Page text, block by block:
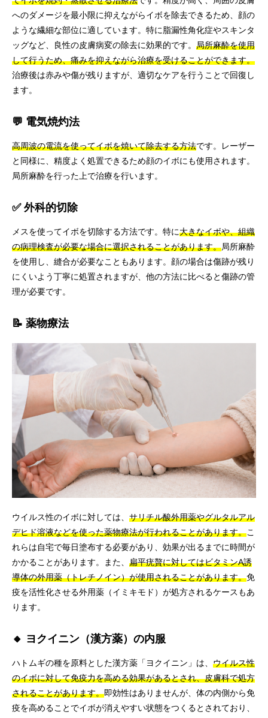
へのダメージを最小限に抑えながらイボを除去できるため、顔の
ような繊細な部位に適しています。特に脂漏性角化症やスキンタ
ッグなど、良性の皮膚病変の除去に効果的です。 局所麻酔を使用
して行うため、痛みを抑えながら治療を受けることができます。
治療後は赤みや傷が残りますが、適切なケアを行うことで回復し
ます。
💬 電気焼灼法
高周波の電流を使ってイボを焼いて除去する方法です。レーザー
と同様に、精度よく処置できるため顔のイボにも使用されます。
局所麻酔を行った上で治療を行います。
✅ 外科的切除
メスを使ってイボを切除する方法です。特に大きなイボや、組織
の病理検査が必要な場合に選択されることがあります。局所麻酔
を使用し、縫合が必要なこともあります。顔の場合は傷跡が残り
にくいよう丁寧に処置されますが、他の方法に比べると傷跡の管
理が必要です。
📝 薬物療法
ウイルス性のイボに対しては、 サリチル酸外用薬やグルタルアル
デヒド溶液などを使った薬物療法が行われることがあります。こ
れらは自宅で毎日塗布する必要があり、効果が出るまでに時間が
かかることがあります。また、 扁平疣贅に対してはビタミンA誘
導体の外用薬（トレチノイン）が使用されることがあります。免
疫を活性化させる外用薬（イミキモド）が処方されるケースもあ
ります。
🔸 ヨクイニン（漢方薬）の内服
ハトムギの種を原料とした漢方薬「ヨクイニン」は、 ウイルス性
のイボに対して免疫力を高める効果があるとされ、皮膚科で処方
されることがあります。即効性はありませんが、体の内側から免
疫を高めることでイボが消えやすい状態をつくるとされており、